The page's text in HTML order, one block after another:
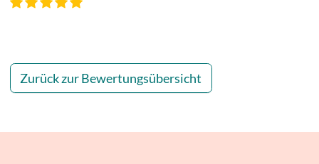
Zurück zur Bewertungsübersicht